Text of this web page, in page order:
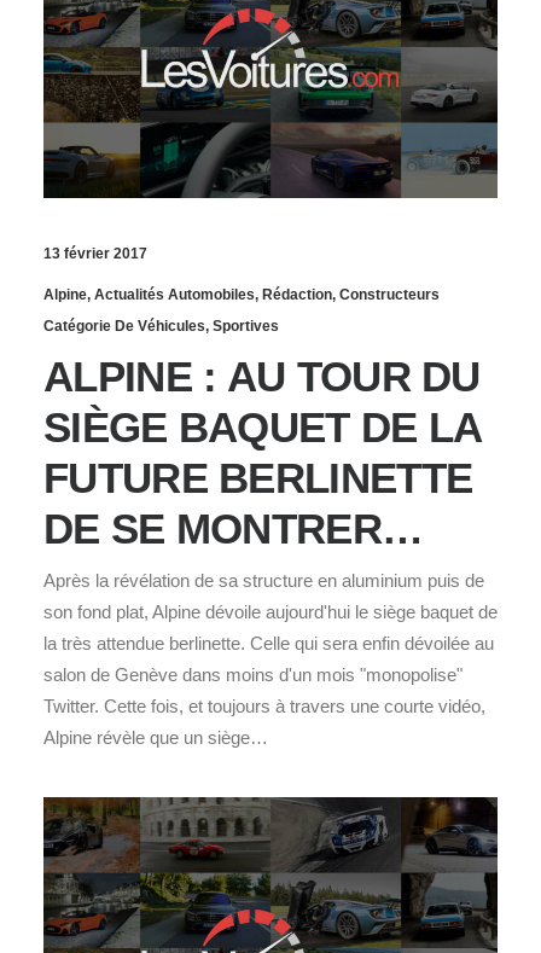
13 février 2017
Alpine, Actualités Automobiles, Rédaction, Constructeurs
Catégorie De Véhicules, Sportives
ALPINE : AU TOUR DU
SIÈGE BAQUET DE LA
FUTURE BERLINETTE
DE SE MONTRER…
Après la révélation de sa structure en aluminium puis de
son fond plat, Alpine dévoile aujourd'hui le siège baquet de
la très attendue berlinette. Celle qui sera enfin dévoilée au
salon de Genève dans moins d'un mois "monopolise"
Twitter. Cette fois, et toujours à travers une courte vidéo,
Alpine révèle que un siège…